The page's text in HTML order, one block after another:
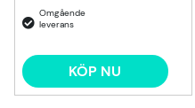
KÖP NU